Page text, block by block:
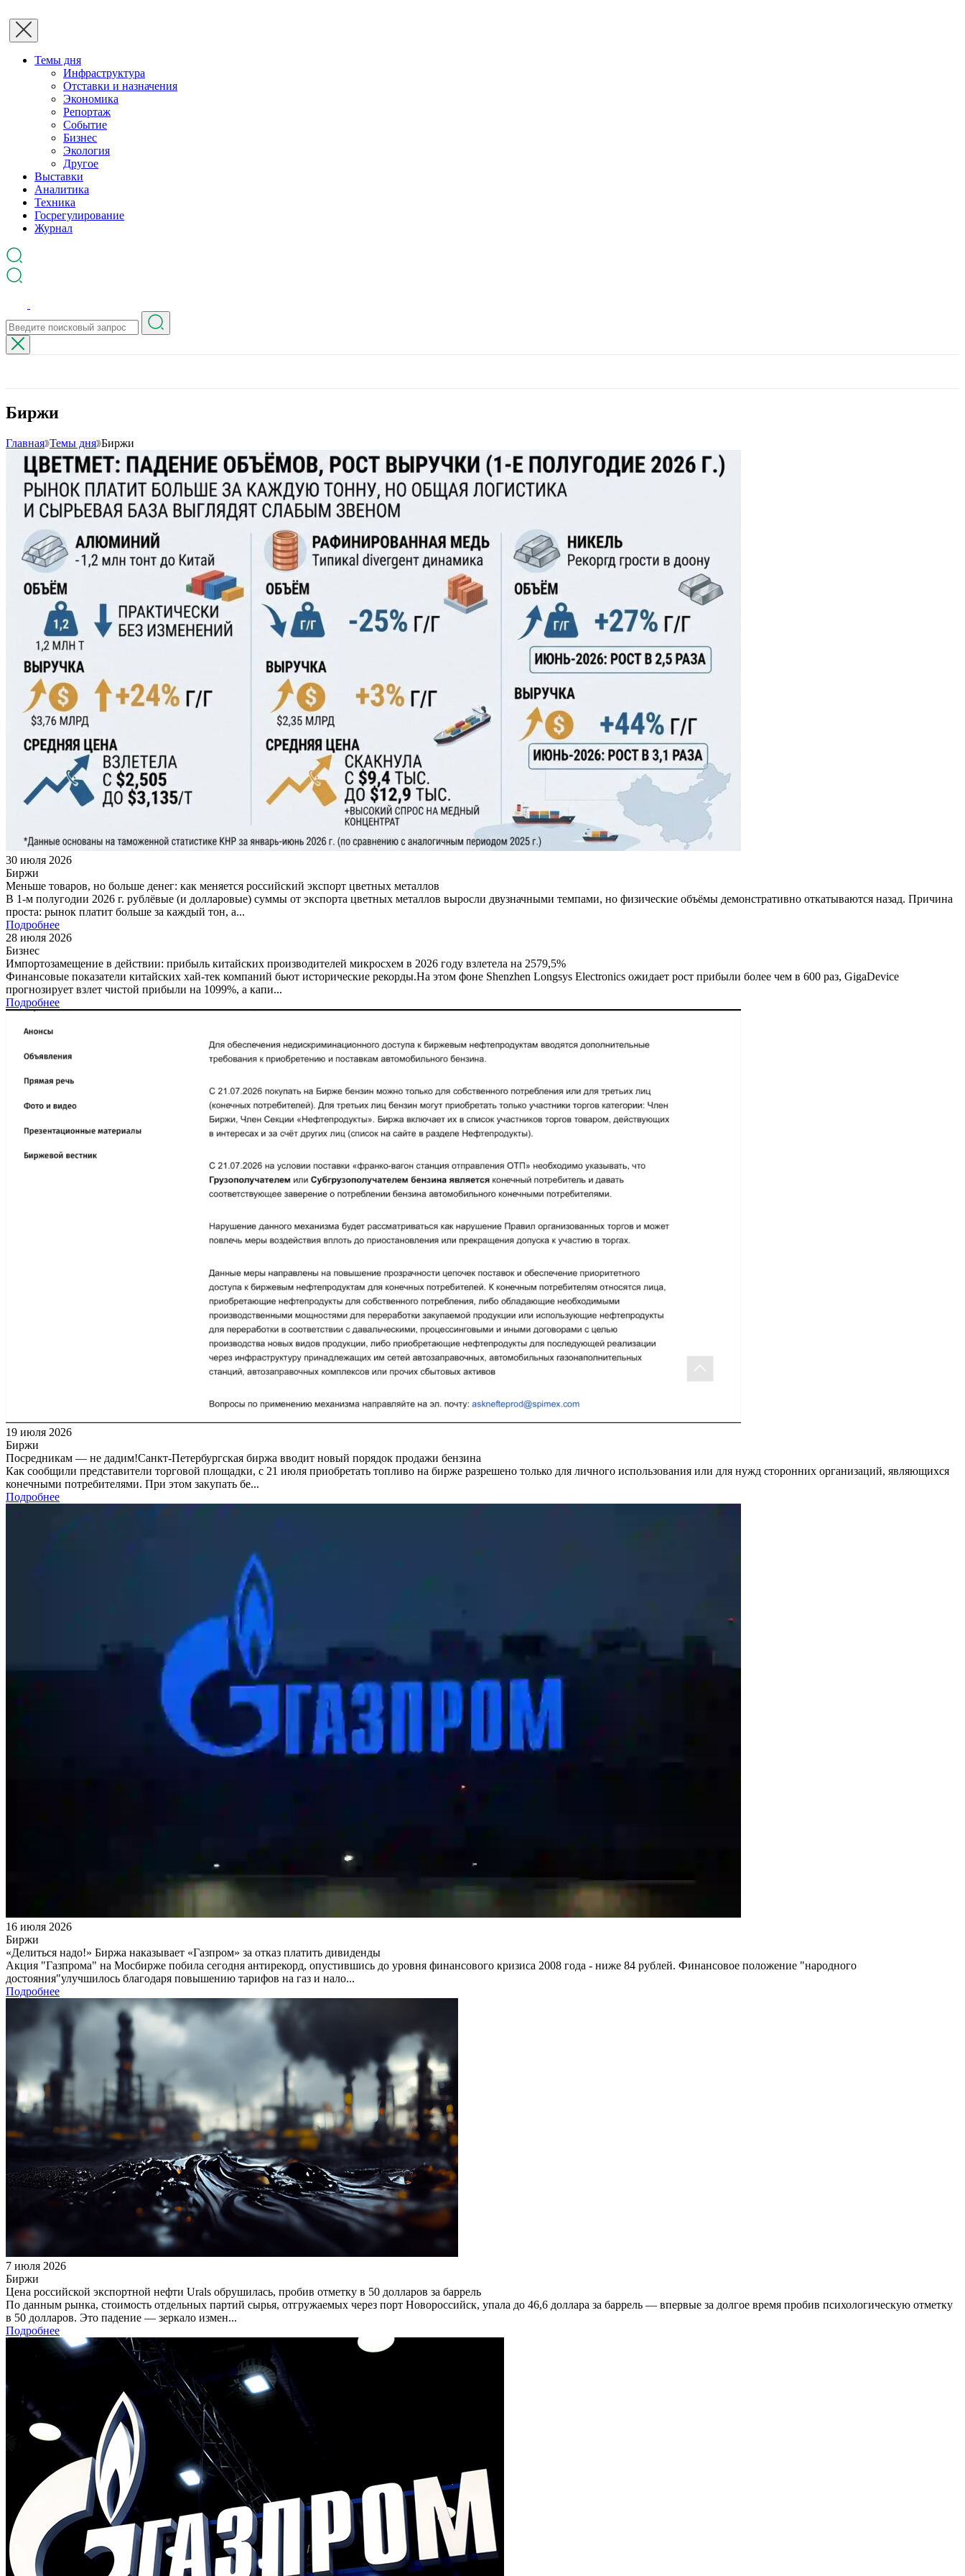
Темы дня
Инфраструктура
Отставки и назначения
Экономика
Репортаж
Событие
Бизнес
Экология
Другое
Выставки
Аналитика
Техника
Госрегулирование
Журнал
Биржи
Главная Темы дня Биржи
30 июля 2026
Биржи
Меньше товаров, но больше денег: как меняется российский экспорт цветных металлов
В 1‑м полугодии 2026 г. рублёвые (и долларовые) суммы от экспорта цветных металлов выросли двузначными темпами, но физические объёмы демонстративно откатываются назад. Причина
проста: рынок платит больше за каждый тон, а...
Подробнее
28 июля 2026
Бизнес
Импортозамещение в действии: прибыль китайских производителей микросхем в 2026 году взлетела на 2579,5%
Финансовые показатели китайских хай-тек компаний бьют исторические рекорды.На этом фоне Shenzhen Longsys Electronics ожидает рост прибыли более чем в 600 раз, GigaDevice
прогнозирует взлет чистой прибыли на 1099%, а капи...
Подробнее
19 июля 2026
Биржи
Посредникам — не дадим!Санкт-Петербургская биржа вводит новый порядок продажи бензина
Как сообщили представители торговой площадки, с 21 июля приобретать топливо на бирже разрешено только для личного использования или для нужд сторонних организаций, являющихся
конечными потребителями. При этом закупать бе...
Подробнее
16 июля 2026
Биржи
«Делиться надо!» Биржа наказывает «Газпром» за отказ платить дивиденды
Акция "Газпрома" на Мосбирже побила сегодня антирекорд, опустившись до уровня финансового кризиса 2008 года - ниже 84 рублей. Финансовое положение "народного
достояния"улучшилось благодаря повышению тарифов на газ и нало...
Подробнее
7 июля 2026
Биржи
Цена российской экспортной нефти Urals обрушилась, пробив отметку в 50 долларов за баррель
По данным рынка, стоимость отдельных партий сырья, отгружаемых через порт Новороссийск, упала до 46,6 доллара за баррель — впервые за долгое время пробив психологическую отметку
в 50 долларов. Это падение — зеркало измен...
Подробнее